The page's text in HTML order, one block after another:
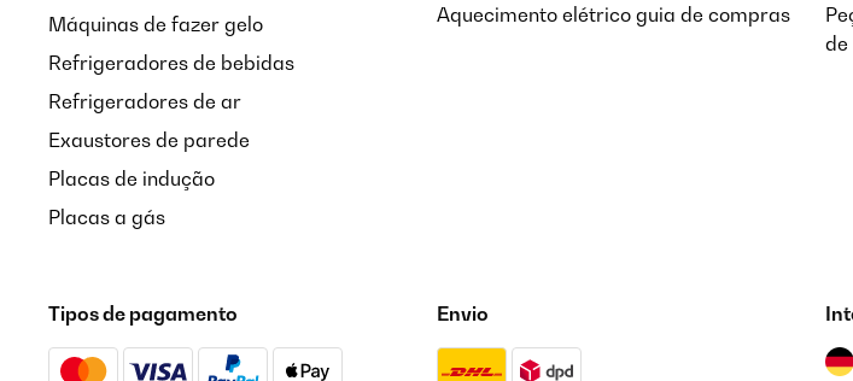
Máquinas de fazer gelo
Refrigeradores de bebidas
Refrigeradores de ar
Exaustores de parede
Placas de indução
Placas a gás
Aquecimento elétrico guia de compras
Tipos de pagamento Envio